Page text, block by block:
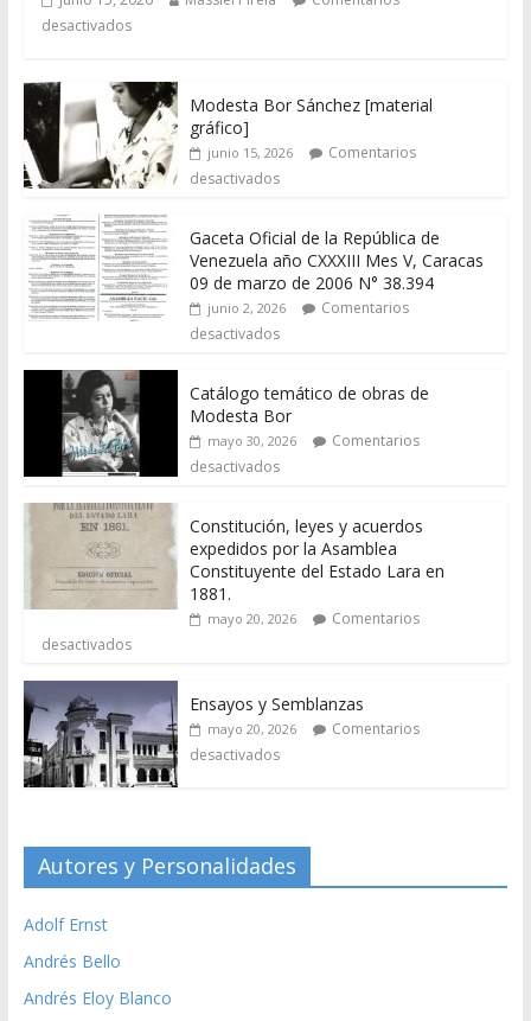
desactivados
Modesta Bor Sánchez [material
gráfico]
junio 15, 2026
Comentarios
desactivados
Gaceta Oficial de la República de
Venezuela año CXXXIII Mes V, Caracas
09 de marzo de 2006 N° 38.394
junio 2, 2026
Comentarios
desactivados
Catálogo temático de obras de
Modesta Bor
mayo 30, 2026
Comentarios
desactivados
Constitución, leyes y acuerdos
expedidos por la Asamblea
Constituyente del Estado Lara en
1881.
mayo 20, 2026
Comentarios
desactivados
Ensayos y Semblanzas
mayo 20, 2026
Comentarios
desactivados
Autores y Personalidades
Adolf Ernst
Andrés Bello
Andrés Eloy Blanco